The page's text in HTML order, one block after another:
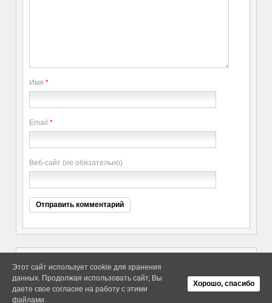
Имя *
Email *
Веб-сайт (не обязательно)
Об Arras WordPress Theme
Copyright elitethings. All Rights
Reserved.
Этот сайт использует cookie для хранения
данных. Продолжая использовать сайт, Вы
даете свое согласие на работу с этими
файлами.
Хорошо, спасибо